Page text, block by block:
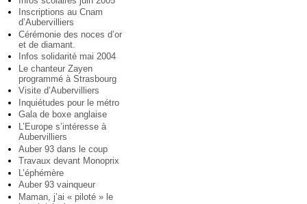
Inscriptions au Cnam
d’Aubervilliers
Cérémonie des noces d’or
et de diamant.
Infos solidarité mai 2004
Le chanteur Zayen
programmé à Strasbourg
Visite d’Aubervilliers
Inquiétudes pour le métro
Gala de boxe anglaise
L’Europe s’intéresse à
Aubervilliers
Auber 93 dans le coup
Travaux devant Monoprix
L’éphémère
Auber 93 vainqueur
Maman, j’ai « piloté » le